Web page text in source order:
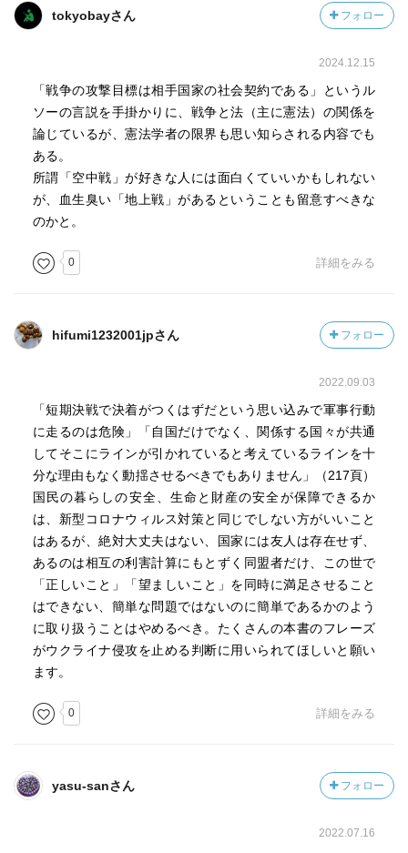
tokyobayさん フォロー
2024.12.15
「戦争の攻撃目標は相手国家の社会契約である」というル
ソーの言説を手掛かりに、戦争と法（主に憲法）の関係を
論じているが、憲法学者の限界も思い知らされる内容でも
ある。
所謂「空中戦」が好きな人には面白くていいかもしれない
が、血生臭い「地上戦」があるということも留意すべきな
のかと。
0 詳細をみる
hifumi1232001jpさん フォロー
2022.09.03
「短期決戦で決着がつくはずだという思い込みで軍事行動
に走るのは危険」「自国だけでなく、関係する国々が共通
してそこにラインが引かれていると考えているラインを十
分な理由もなく動揺させるべきでもありません」（217頁）
国民の暮らしの安全、生命と財産の安全が保障できるか
は、新型コロナウィルス対策と同じでしない方がいいこと
はあるが、絶対大丈夫はない、国家には友人は存在せず、
あるのは相互の利害計算にもとずく同盟者だけ、この世で
「正しいこと」「望ましいこと」を同時に満足させること
はできない、簡単な問題ではないのに簡単であるかのよう
に取り扱うことはやめるべき。たくさんの本書のフレーズ
がウクライナ侵攻を止める判断に用いられてほしいと願い
ます。
0 詳細をみる
yasu-sanさん フォロー
2022.07.16